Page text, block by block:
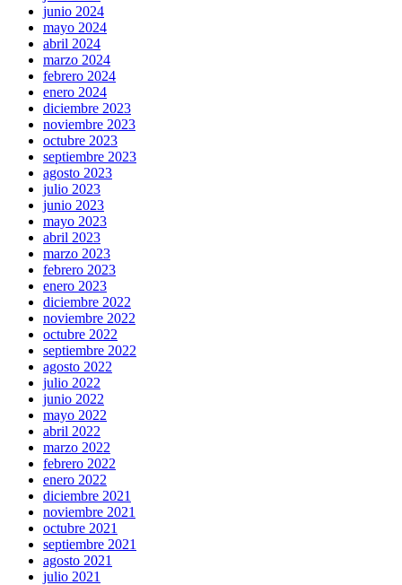
junio 2024
mayo 2024
abril 2024
marzo 2024
febrero 2024
enero 2024
diciembre 2023
noviembre 2023
octubre 2023
septiembre 2023
agosto 2023
julio 2023
junio 2023
mayo 2023
abril 2023
marzo 2023
febrero 2023
enero 2023
diciembre 2022
noviembre 2022
octubre 2022
septiembre 2022
agosto 2022
julio 2022
junio 2022
mayo 2022
abril 2022
marzo 2022
febrero 2022
enero 2022
diciembre 2021
noviembre 2021
octubre 2021
septiembre 2021
agosto 2021
julio 2021